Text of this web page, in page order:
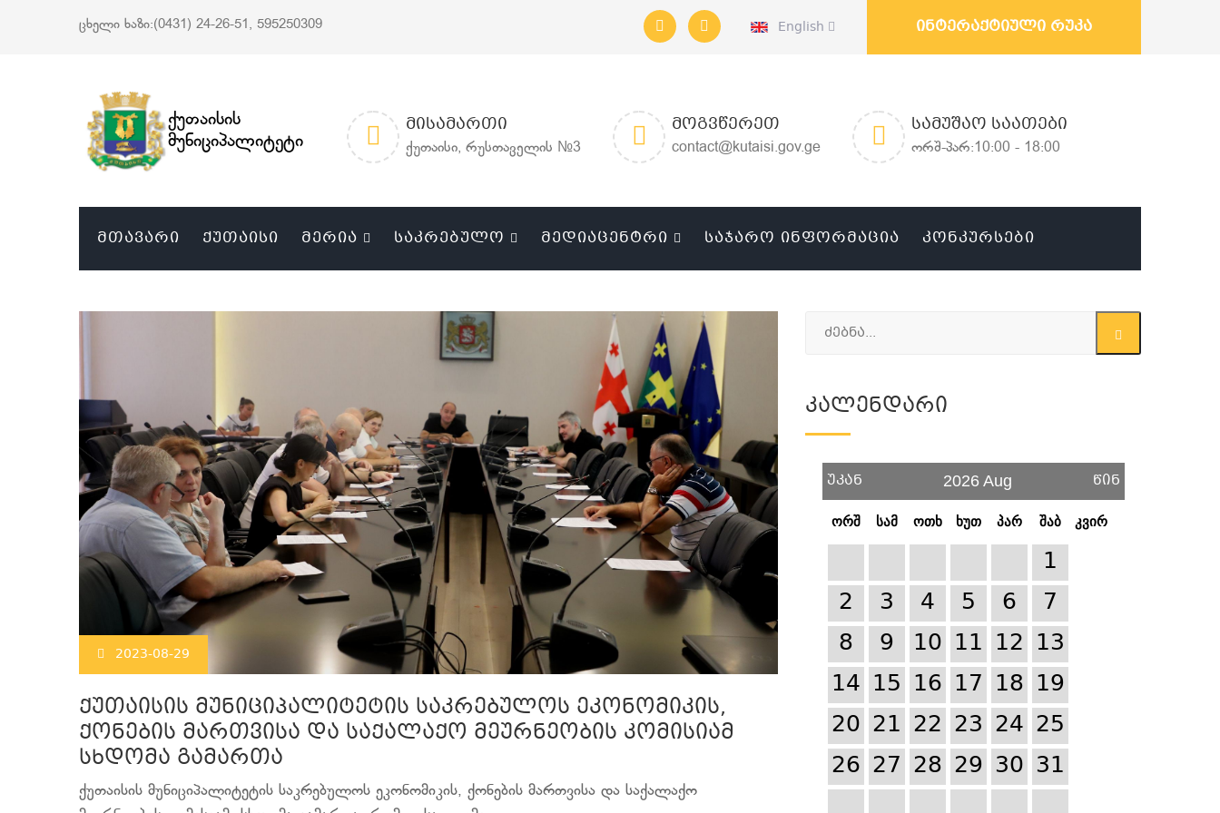
ცხელი ხაზი:(0431) 24-26-51, 595250309 English ინტერაქტიული რუკა
ქუთაისის
მუნიციპალიტეტი
ᲛᲘᲡᲐᲛᲐᲠᲗᲘ
ქუთაისი, რუსთაველის №3
ᲛᲝᲒᲕᲬᲔᲠᲔᲗ
contact@kutaisi.gov.ge
ᲡᲐᲛᲣᲨᲐᲝ ᲡᲐᲐᲗᲔᲑᲘ
ორშ-პარ:10:00 - 18:00
ᲛᲗᲐᲕᲐᲠᲘ ᲥᲣᲗᲐᲘᲡᲘ ᲛᲔᲠᲘᲐ ᲡᲐᲙᲠᲔᲑᲣᲚᲝ ᲛᲔᲓᲘᲐᲪᲔᲜᲢᲠᲘ ᲡᲐᲯᲐᲠᲝ ᲘᲜᲤᲝᲠᲛᲐᲪᲘᲐ ᲙᲝᲜᲙᲣᲠᲡᲔᲑᲘ
2023-08-29
ქუთაისის მუნიციპალიტეტის საკრებულოს ეკონომიკის,
ქონების მართვისა და საქალაქო მეურნეობის კომისიამ
სხდომა გამართა
ქუთაისის მუნიციპალიტეტის საკრებულოს ეკონომიკის, ქონების მართვისა და საქალაქო
Კალენდარი
უკან 2026 Aug წინ
ორშ სამ ოთხ ხუთ პარ შაბ კვირ
1
2
3 4 5 6
7
8
9 10 11 12 13
14 15 16 17 18 19
20 21 22 23 24 25
26 27 28 29 30 31